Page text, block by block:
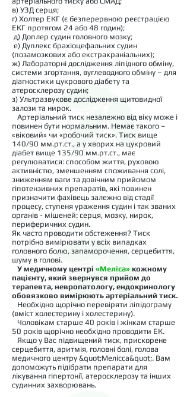
в) УЗД серця;
г) Холтер ЕКГ (є безперервною реєстрацією
ЕКГ протягом 24 або 48 годин);
д) Доплер судин головного мозку;
е) Дуплекс брахіоцефальних судин
(позамозкових або екстракраніальних);
ж) Лабораторні дослідження ліпідного обміну,
системи згортання, вуглеводного обміну – для
діагностики цукрового діабету та
атеросклерозу судин;
з) Ультразвукове дослідження щитовидної
залози та нирок.
Артеріальний тиск незалежно від віку може і
повинен бути нормальним. Немає такого –
«віковий» чи «робочий тиск». Тиск вище
140/90 мм.рт.ст., а у хворих на цукровий
діабет вище 135/90 мм.рт.ст., має
регулюватися: способом життя, руховою
активністю, зменшенням споживання солі,
зниженням ваги та довічним прийомом
гіпотензивних препаратів, які повинен
призначити фахівець залежно від стадії
процесу, ступеня ураження судин і так званих
органів - мішеней: серця, мозку, нирок,
периферичних судин.
Як часто проводити обстеження? Тиск
потрібно вимірювати у всіх випадках
головного болю, запаморочення, серцебиття,
шуму в голові.
У медичному центрі «Меліса» кожному
пацієнту, який звернувся прийом до
терапевта, невропатологу, ендокринологу
обовязково вимірюють артеріальний тиск.
Необхідно щорічно перевіряти ліпідограму
(вміст холестерину і холестерину).
Чоловікам старше 40 років і жінкам старше
50 років щорічно необхідно проводити ЕК.
Якщо у Вас підвищений тиск, прискорене
серцебиття, аритмія, головні болі, голова
медичного центру &quot;Мелісса&quot;. Вам
допоможуть підібрати препарати для
лікування гіпертонії, атеросклерозу та інших
судинних захворювань.